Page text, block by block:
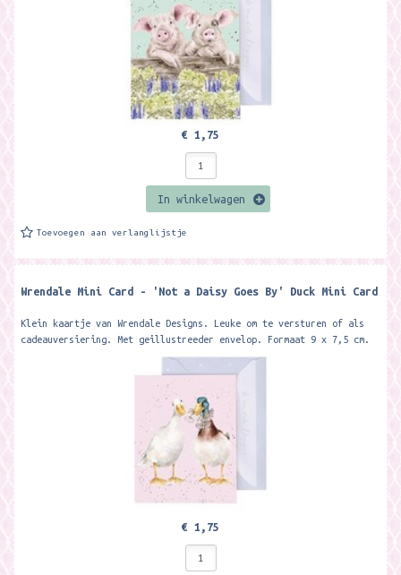
€ 1,75
In winkelwagen
Toevoegen aan verlanglijstje
Wrendale Mini Card - 'Not a Daisy Goes By' Duck Mini Card
Klein kaartje van Wrendale Designs. Leuke om te versturen of als
cadeauversiering. Met geillustreeder envelop. Formaat 9 x 7,5 cm.
€ 1,75